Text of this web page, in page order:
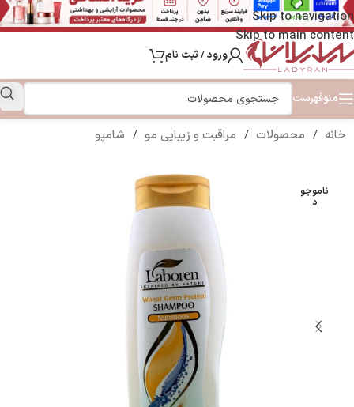
Skip to navigation
Skip to main content
ورود / ثبت نام
منوفهرست
خانه / محصولات / مراقبت و زیبایی مو / شامپو
ناموجو
د